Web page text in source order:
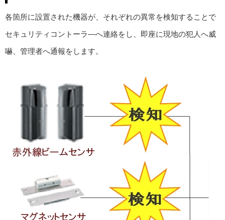
各箇所に設置された機器が、それぞれの異常を検知することで
セキュリティコントーラ―へ連絡をし、即座に現地の犯人へ威
嚇、管理者へ通報をします。